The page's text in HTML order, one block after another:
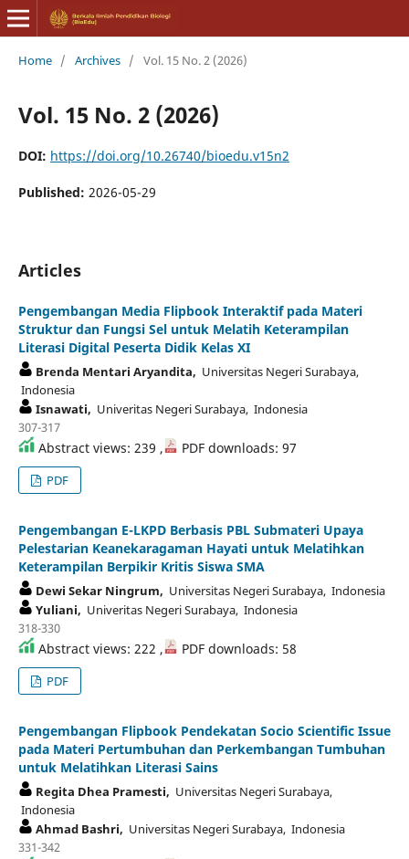
Home / Archives / Vol. 15 No. 2 (2026)
Vol. 15 No. 2 (2026)
DOI: https://doi.org/10.26740/bioedu.v15n2
Published: 2026-05-29
Articles
Pengembangan Media Flipbook Interaktif pada Materi
Struktur dan Fungsi Sel untuk Melatih Keterampilan
Literasi Digital Peserta Didik Kelas XI
Brenda Mentari Aryandita, Universitas Negeri Surabaya,
Indonesia
Isnawati, Univeritas Negeri Surabaya, Indonesia
307-317
Abstract views: 239 , PDF downloads: 97
PDF
Pengembangan E-LKPD Berbasis PBL Submateri Upaya
Pelestarian Keanekaragaman Hayati untuk Melatihkan
Keterampilan Berpikir Kritis Siswa SMA
Dewi Sekar Ningrum, Universitas Negeri Surabaya, Indonesia
Yuliani, Univeritas Negeri Surabaya, Indonesia
318-330
Abstract views: 222 , PDF downloads: 58
PDF
Pengembangan Flipbook Pendekatan Socio Scientific Issue
pada Materi Pertumbuhan dan Perkembangan Tumbuhan
untuk Melatihkan Literasi Sains
Regita Dhea Pramesti, Universitas Negeri Surabaya,
Indonesia
Ahmad Bashri, Universitas Negeri Surabaya, Indonesia
331-342